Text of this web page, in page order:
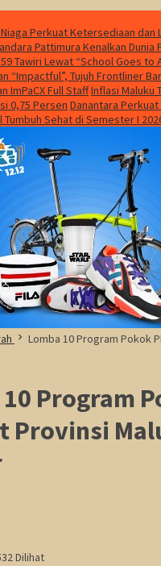
Perkuat Ketersediaan dan
Pattimura Kenalkan
Tawiri Lewat “School Goes to
“Impactful”, Tujuh Frontliner
ImPaCX Full StaffInflasi Maluku
0,75 Persen Danantara Perkuat
Tumbuh Sehat di Semester I
Lomba 10 Program Pokok
Program
Provinsi
32 Dilihat